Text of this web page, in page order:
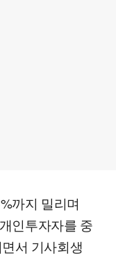
까지 밀리며
인투자자를 중
서 기사회생